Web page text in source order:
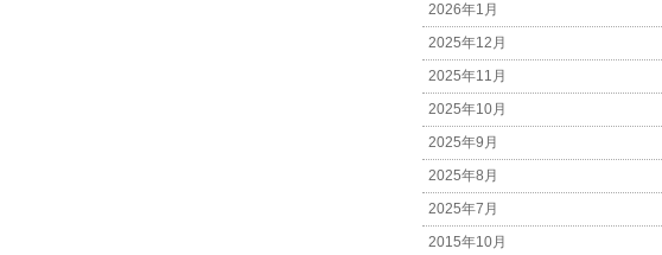
2026年1月
2025年12月
2025年11月
2025年10月
2025年9月
2025年8月
2025年7月
2015年10月